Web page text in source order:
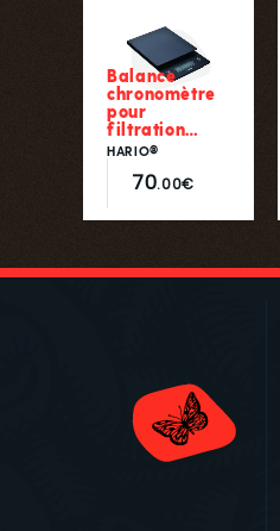
Balance
chronomètre
pour
filtration…
HARIO®
70.00€